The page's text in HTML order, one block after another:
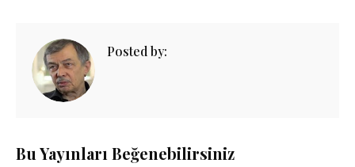
Posted by:
Bu Yayınları Beğenebilirsiniz